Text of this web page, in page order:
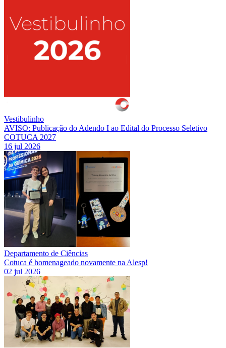
Vestibulinho
AVISO: Publicação do Adendo I ao Edital do Processo Seletivo
COTUCA 2027
16 jul 2026
Departamento de Ciências
Cotuca é homenageado novamente na Alesp!
02 jul 2026